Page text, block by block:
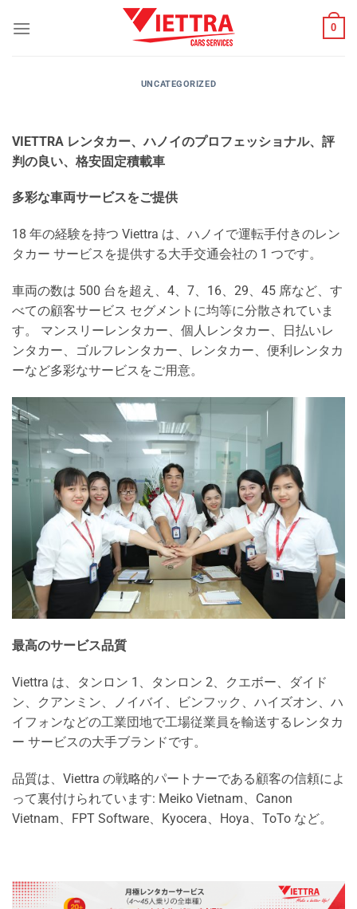
0
UNCATEGORIZED
VIETTRA レンタカー、ハノイのプロフェッショナル、評
判の良い、格安固定積載車
多彩な車両サービスをご提供
18 年の経験を持つ Viettra は、ハノイで運転手付きのレン
タカー サービスを提供する大手交通会社の 1 つです。
車両の数は 500 台を超え、4、7、16、29、45 席など、す
べての顧客サービス セグメントに均等に分散されていま
す。 マンスリーレンタカー、個人レンタカー、日払いレ
ンタカー、ゴルフレンタカー、レンタカー、便利レンタカ
ーなど多彩なサービスをご用意。
最高のサービス品質
Viettra は、タンロン 1、タンロン 2、クエボー、ダイド
ン、クアンミン、ノイバイ、ビンフック、ハイズオン、ハ
イフォンなどの工業団地で工場従業員を輸送するレンタカ
ー サービスの大手ブランドです。
品質は、Viettra の戦略的パートナーである顧客の信頼によ
って裏付けられています: Meiko Vietnam、Canon
Vietnam、FPT Software、Kyocera、Hoya、ToTo など。